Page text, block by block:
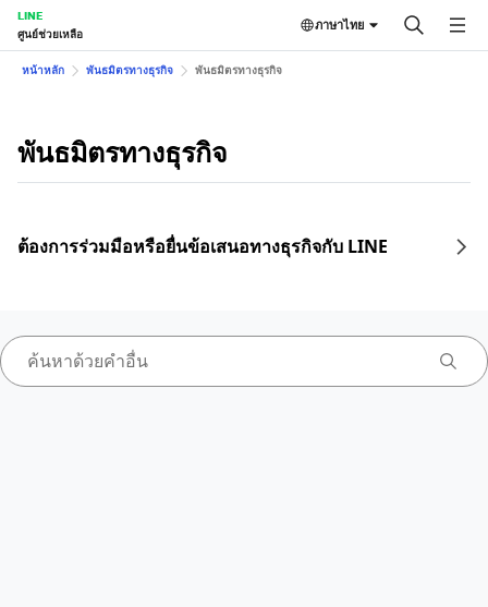
LINE
ศูนย์ช่วยเหลือ
ภาษาไทย
หน้าหลัก พันธมิตรทางธุรกิจ พันธมิตรทางธุรกิจ
พันธมิตรทางธุรกิจ
ต้องการร่วมมือหรือยื่นข้อเสนอทางธุรกิจกับ LINE